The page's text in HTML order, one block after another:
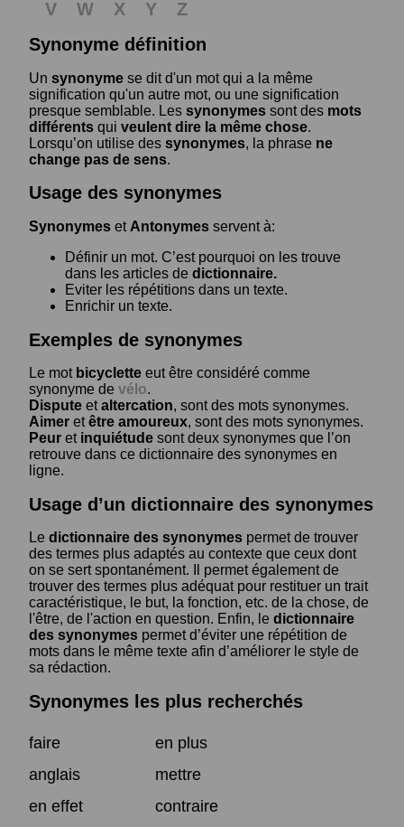
V W X Y
Z
Synonyme définition
Un synonyme se dit d'un mot qui a la même
signification qu'un autre mot, ou une signification
presque semblable. Les synonymes sont des mots
différents qui veulent dire la même chose.
Lorsqu’on utilise des synonymes, la phrase ne
change pas de sens.
Usage des synonymes
Synonymes et Antonymes servent à:
Définir un mot. C’est pourquoi on les trouve
dans les articles de dictionnaire.
Eviter les répétitions dans un texte.
Enrichir un texte.
Exemples de synonymes
Le mot bicyclette eut être considéré comme
synonyme de vélo.
Dispute etaltercation, sont des mots synonymes.
Aimer etêtre amoureux, sont des mots synonymes.
Peur et inquiétude sont deux synonymes que l’on
retrouve dans ce dictionnaire des synonymes en
ligne.
Usage d’un dictionnaire des synonymes
Le dictionnaire des synonymes permet de trouver
des termes plus adaptés au contexte que ceux dont
on se sert spontanément. Il permet également de
trouver des termes plus adéquat pour restituer un trait
caractéristique, le but, la fonction, etc. de la chose, de
l'être, de l'action en question. Enfin, le dictionnaire
des synonymes permet d’éviter une répétition de
mots dans le même texte afin d’améliorer le style de
sa rédaction.
Synonymes les plus recherchés
faire
en plus
anglais
mettre
en effet
contraire